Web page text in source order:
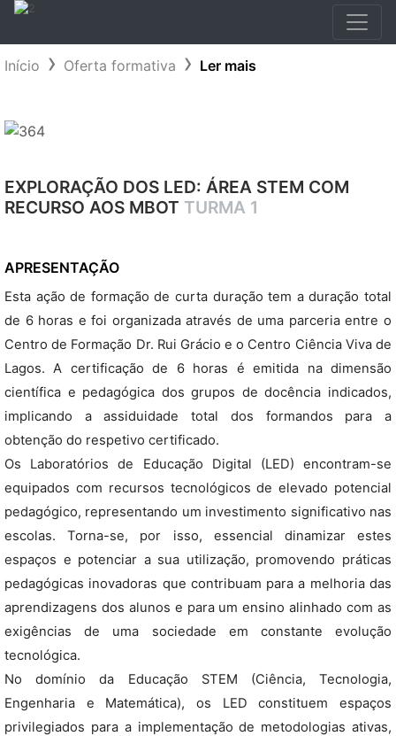
Início Oferta formativa Ler mais
EXPLORAÇÃO DOS LED: ÁREA STEM COM
RECURSO AOS MBOT TURMA 1
APRESENTAÇÃO
Esta ação de formação de curta duração tem a duração total
de 6 horas e foi organizada através de uma parceria entre o
Centro de Formação Dr. Rui Grácio e o Centro Ciência Viva de
Lagos. A certificação de 6 horas é emitida na dimensão
científica e pedagógica dos grupos de docência indicados,
implicando a assiduidade total dos formandos para a
obtenção do respetivo certificado.
Os Laboratórios de Educação Digital (LED) encontram-se
equipados com recursos tecnológicos de elevado potencial
pedagógico, representando um investimento significativo nas
escolas. Torna-se, por isso, essencial dinamizar estes
espaços e potenciar a sua utilização, promovendo práticas
pedagógicas inovadoras que contribuam para a melhoria das
aprendizagens dos alunos e para um ensino alinhado com as
exigências de uma sociedade em constante evolução
tecnológica.
No domínio da Educação STEM (Ciência, Tecnologia,
Engenharia e Matemática), os LED constituem espaços
privilegiados para a implementação de metodologias ativas,